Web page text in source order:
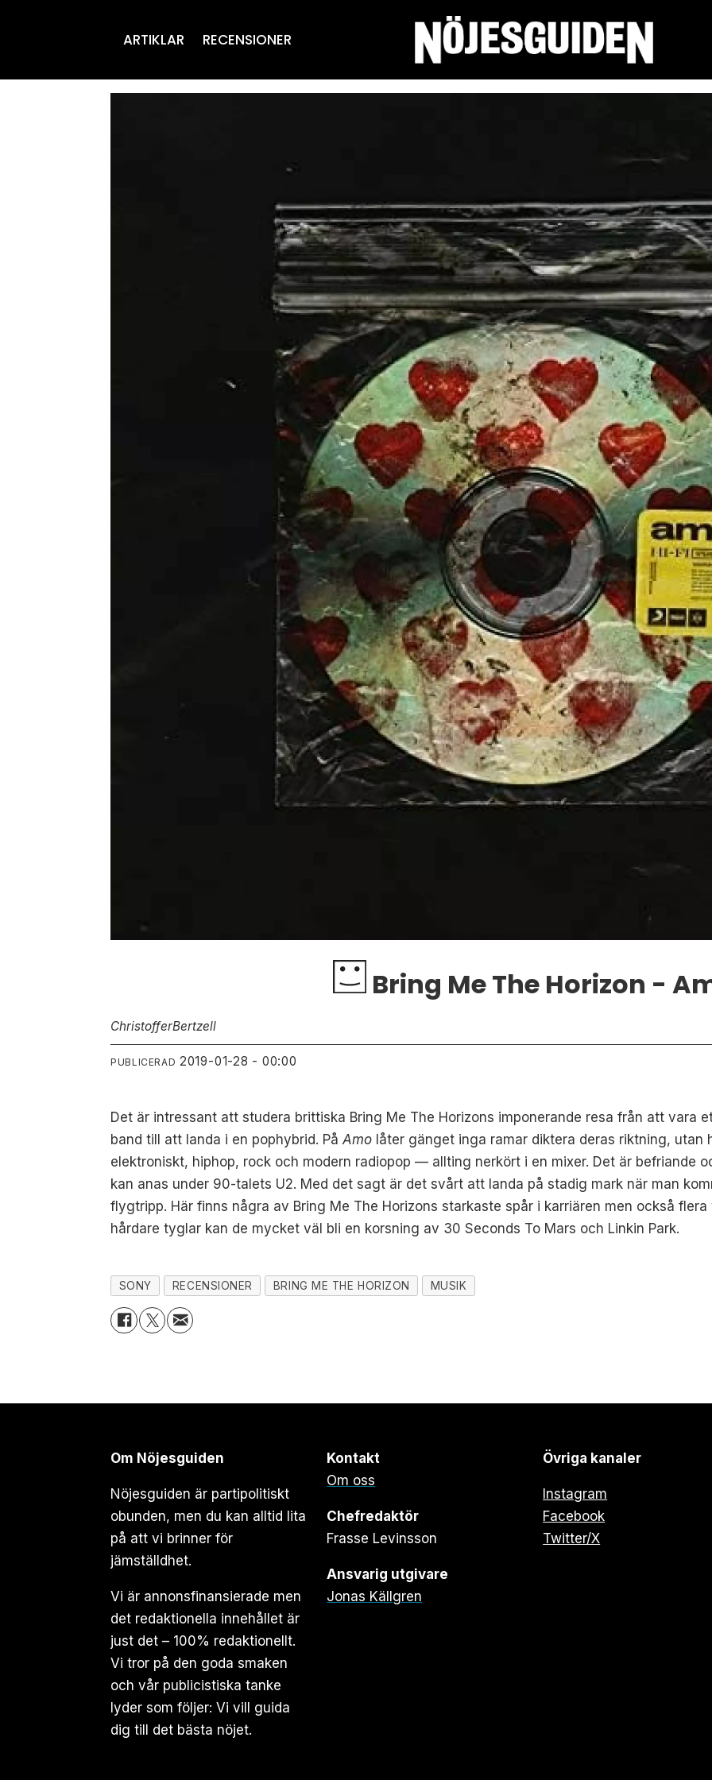
ARTIKLAR RECENSIONER
Bring Me The Horizon -
ChristofferBertzell
PUBLICERAD 2019-01-28 - 00:00
Det är intressant att studera brittiska Bring Me The Horizons imponerande resa från att vara
band till att landa i en pophybrid. PåAmo låter gänget inga ramar diktera deras riktning, utan
elektroniskt, hiphop, rock och modern radiopop — allting nerkört i en mixer. Det är befriande
kan anas under 90-talets U2. Med det sagt är det svårt att landa på stadig mark när man
flygtripp. Här finns några av Bring Me The Horizons starkaste spår i karriären men också
hårdare tyglar kan de mycket väl bli en korsning av 30 Seconds To Mars och Linkin Park.
SONY RECENSIONER BRING ME THE HORIZON MUSIK
Om Nöjesguiden
Nöjesguiden är partipolitiskt
obunden, men du kan alltid lita
på att vi brinner för
jämställdhet.
Vi är annonsfinansierade men
det redaktionella innehållet är
just det – 100% redaktionellt.
Vi tror på den goda smaken
och vår publicistiska tanke
lyder som följer: Vi vill guida
dig till det bästa nöjet.
Kontakt
Om oss
Chefredaktör
Frasse Levinsson
Ansvarig utgivare
Jonas Källgren
Övriga kanaler
Instagram
Facebook
Twitter/X